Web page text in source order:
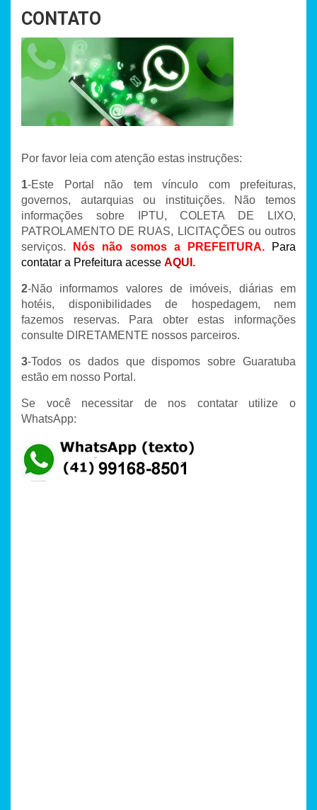
CONTATO
Por favor leia com atenção estas instruções:
1-Este Portal não tem vínculo com prefeituras,
governos, autarquias ou instituições. Não temos
informações sobre IPTU, COLETA DE LIXO,
PATROLAMENTO DE RUAS, LICITAÇÕES ou outros
serviços.
Nós não somos a PREFEITURA.
Para
contatar a Prefeitura acesse AQUI .
2-Não informamos valores de imóveis, diárias em
hotéis, disponibilidades de hospedagem, nem
fazemos reservas. Para obter estas informações
consulte DIRETAMENTE nossos parceiros.
3-Todos os dados que dispomos sobre Guaratuba
estão em nosso Portal.
Se você necessitar de nos contatar utilize o
WhatsApp: